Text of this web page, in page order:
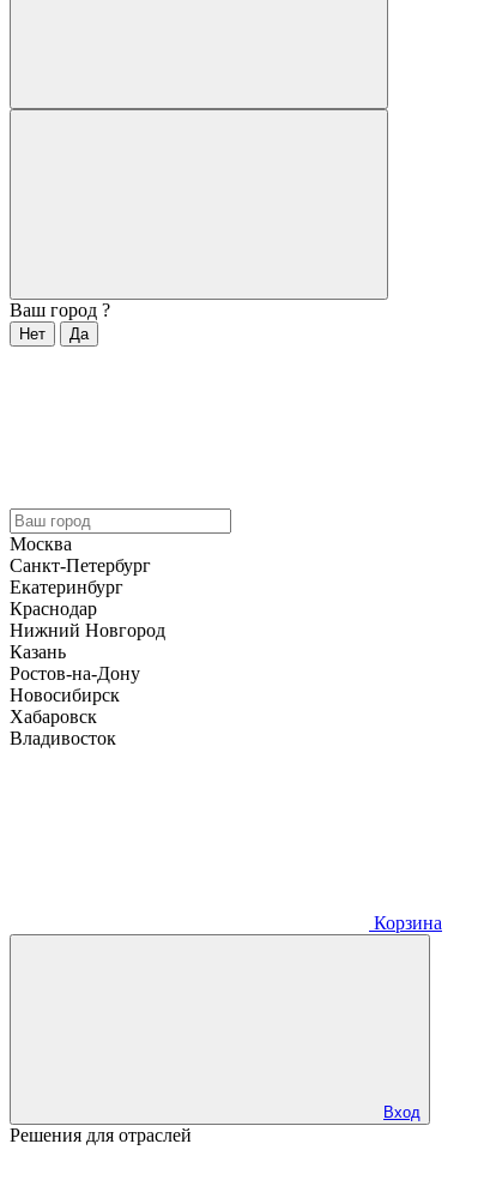
Ваш город ?
Нет Да
Москва
Санкт-Петербург
Екатеринбург
Краснодар
Нижний Новгород
Казань
Ростов-на-Дону
Новосибирск
Хабаровск
Владивосток
Корзина
Вход
Решения для отраслей